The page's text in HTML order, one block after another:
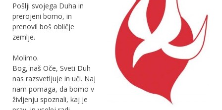
Pošlji svojega Duha in
prerojeni bomo, in
prenovil boš obličje
zemlje.
Molimo.
Bog, naš Oče, Sveti Duh
nas razsvetljuje in uči. Naj
nam pomaga, da bomo v
življenju spoznali, kaj je